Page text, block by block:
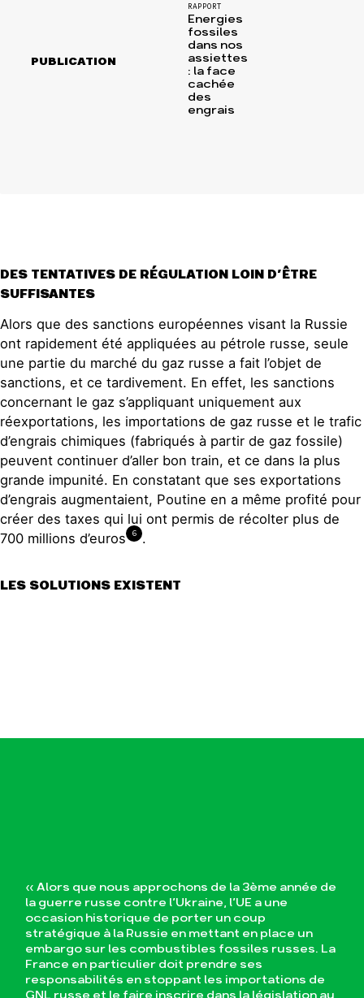
PUBLICATION
RAPPORT
Energies
fossiles
dans nos
assiettes
: la face
cachée
des
engrais
DES TENTATIVES DE RÉGULATION LOIN D’ÊTRE
SUFFISANTES
Alors que des sanctions européennes visant la Russie
ont rapidement été appliquées au pétrole russe, seule
une partie du marché du gaz russe a fait l’objet de
sanctions, et ce tardivement. En effet, les sanctions
concernant le gaz s’appliquant uniquement aux
réexportations, les importations de gaz russe et le trafic
d’engrais chimiques (fabriqués à partir de gaz fossile)
peuvent continuer d’aller bon train, et ce dans la plus
grande impunité. En constatant que ses exportations
d’engrais augmentaient, Poutine en a même profité pour
créer des taxes qui lui ont permis de récolter plus de
700 millions d’euros
6 .
LES SOLUTIONS EXISTENT
« Alors que nous approchons de la 3ème année de
la guerre russe contre l’Ukraine, l’UE a une
occasion historique de porter un coup
stratégique à la Russie en mettant en place un
embargo sur les combustibles fossiles russes. La
France en particulier doit prendre ses
responsabilités en stoppant les importations de